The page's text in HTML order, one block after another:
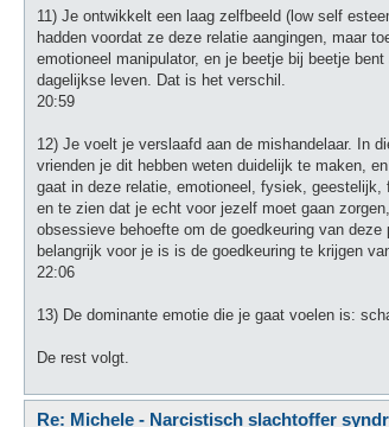
11) Je ontwikkelt een laag zelfbeeld (low self
hadden voordat ze deze relatie aangingen, maar
emotioneel manipulator, en je beetje bij beetje
dagelijkse leven. Dat is het verschil.
20:59
12) Je voelt je verslaafd aan de mishandelaar. In
vrienden je dit hebben weten duidelijk te maken,
gaat in deze relatie, emotioneel, fysiek,
en te zien dat je echt voor jezelf moet gaan
obsessieve behoefte om de goedkeuring van
belangrijk voor je is is de goedkeuring te krijgen
22:06
13) De dominante emotie die je gaat voelen is:
De rest volgt.
Re: Michele - Narcistisch slachtoffer